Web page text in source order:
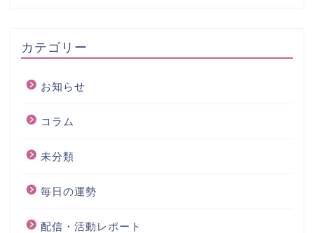
カテゴリー
お知らせ
コラム
未分類
毎日の運勢
配信・活動レポート